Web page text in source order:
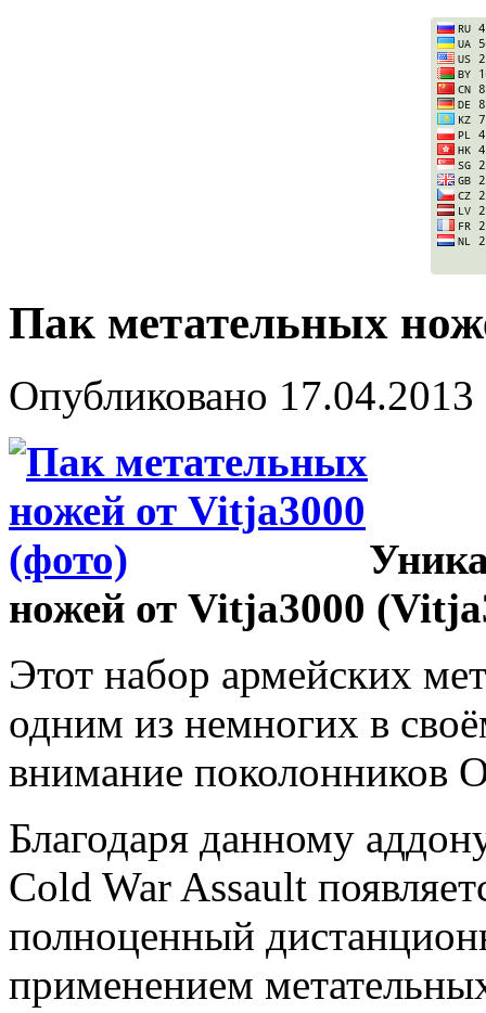
Пак метательных
Опубликовано 17.04.2013
ножей от Vitja3000
Этот набор армейских
одним из немногих в
внимание поколонников
Благодаря данному
Cold War Assault
полноценный
применением